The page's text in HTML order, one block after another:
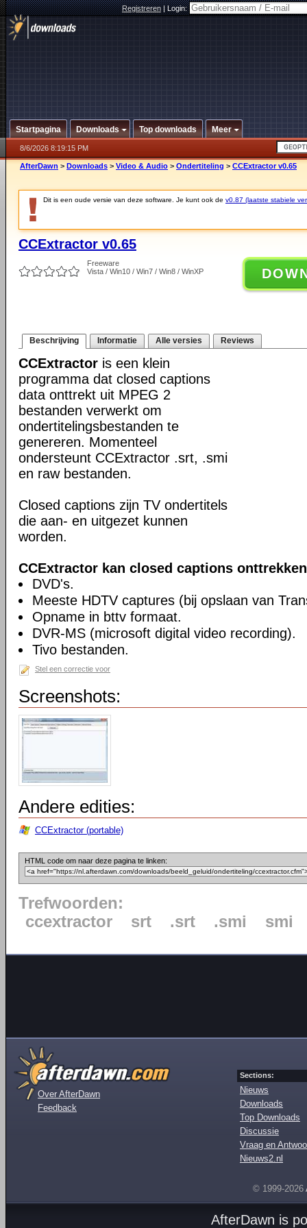
Registreren|Login:
Startpagina Downloads Top downloads Meer
8/6/2026 8:19:15 PM
AfterDawn > Downloads > Video & Audio > Ondertiteling > CCExtractor v0.65
Dit is een oude versie van deze software. Je kunt ook de v0.87 (laatste stabiele
CCExtractor v0.65
Freeware
Vista / Win10 / Win7 / Win8 / WinXP
Beschrijving Informatie Alle versies Reviews
CCExtractor is een klein
programma dat closed captions
data onttrekt uit MPEG 2
bestanden verwerkt om
ondertitelingsbestanden te
genereren. Momenteel
ondersteunt CCExtractor .srt, .smi
en raw bestanden.
Closed captions zijn TV ondertitels
die aan- en uitgezet kunnen
worden.
CCExtractor kan closed captions
DVD's.
Meeste HDTV captures (bij opslaan van
Opname in bttv formaat.
DVR-MS (microsoft digital video recording).
Tivo bestanden.
Stel een correctie voor
Screenshots:
Andere edities:
CCExtractor (portable)
HTML code om naar deze pagina te linken:
Trefwoorden:
ccextractor
srt .srt .smi smi
Over AfterDawn
Feedback
Sections:
Nieuws
Downloads
Top Downloads
Discussie
Vraag en
Nieuws2.nl
© 1999-2026
AfterDawn is